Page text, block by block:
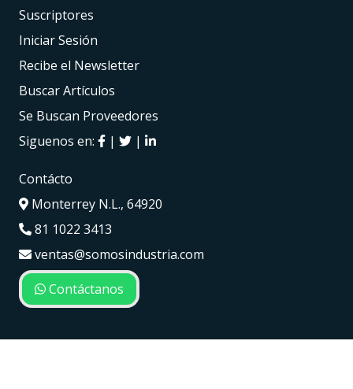
Suscriptores
Iniciar Sesión
Recibe el Newsletter
Buscar Artículos
Se Buscan Proveedores
Siguenos en:
| |
Contácto
Monterrey N.L., 64920
81 1022 3413
ventas@somosindustria.com
Contáctanos